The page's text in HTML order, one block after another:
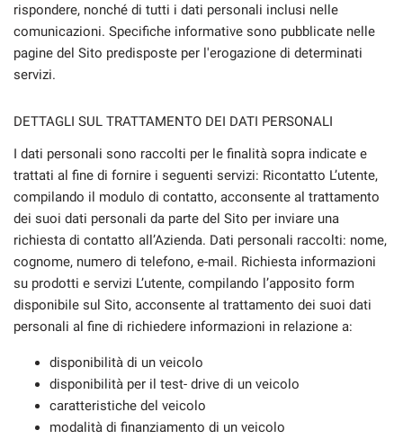
rispondere, nonché di tutti i dati personali inclusi nelle
comunicazioni. Specifiche informative sono pubblicate nelle
pagine del Sito predisposte per l'erogazione di determinati
servizi.
DETTAGLI SUL TRATTAMENTO DEI DATI PERSONALI
I dati personali sono raccolti per le finalità sopra indicate e
trattati al fine di fornire i seguenti servizi: Ricontatto L’utente,
compilando il modulo di contatto, acconsente al trattamento
dei suoi dati personali da parte del Sito per inviare una
richiesta di contatto all’Azienda. Dati personali raccolti: nome,
cognome, numero di telefono, e-mail. Richiesta informazioni
su prodotti e servizi L’utente, compilando l’apposito form
disponibile sul Sito, acconsente al trattamento dei suoi dati
personali al fine di richiedere informazioni in relazione a:
disponibilità di un veicolo
disponibilità per il test- drive di un veicolo
caratteristiche del veicolo
modalità di finanziamento di un veicolo
modificare
le
tue
scelte
in
momento.
Cookie necessari
Cookie per il miglioramento dell'esperienza utente
Cookie analitici